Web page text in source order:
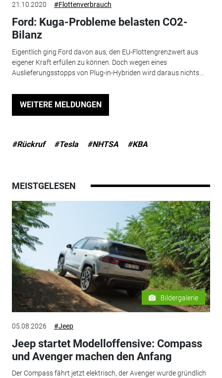
21.10.2020 #Flottenverbrauch
Ford: Kuga-Probleme belasten CO2-
Bilanz
Eigentlich ging Ford davon aus, den EU-Flottengrenzwert aus
eigener Kraft erfüllen zu können. Doch wegen eines
Auslieferungsstopps von Plug-in-Hybriden wird daraus nichts...
WEITERE MELDUNGEN
#Rückruf #Tesla #NHTSA #KBA
MEISTGELESEN
Bildergalerie
05.08.2026 #Jeep
Jeep startet Modelloffensive: Compass
und Avenger machen den Anfang
Der Compass fährt jetzt elektrisch, der Avenger wurde gründlich